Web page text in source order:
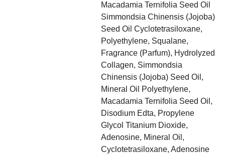
Macadamia Ternifolia Seed Oil
Simmondsia Chinensis (Jojoba)
Seed Oil Cyclotetrasiloxane,
Polyethylene, Squalane,
Fragrance (Parfum), Hydrolyzed
Collagen, Simmondsia
Chinensis (Jojoba) Seed Oil,
Mineral Oil Polyethylene,
Macadamia Ternifolia Seed Oil,
Disodium Edta, Propylene
Glycol Titanium Dioxide,
Adenosine, Mineral Oil,
Cyclotetrasiloxane, Adenosine